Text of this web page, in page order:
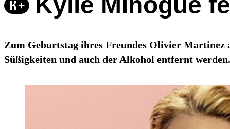
Zum Geburtstag ihres Freundes Olivier Martinez
Süßigkeiten und auch der Alkohol entfernt werden.